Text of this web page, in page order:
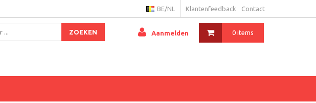
Klantenfeedback Contact
BE/NL
0 items
Aanmelden
ZOEKEN